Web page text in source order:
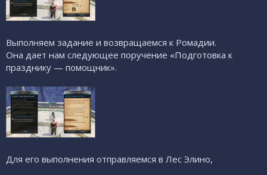
Выполняем задание и возвращаемся к Ромадии.
Она дает нам следующее поручение «Подготовка к
празднику — помощник».
Для его выполнения отправляемся в Лес Элино,